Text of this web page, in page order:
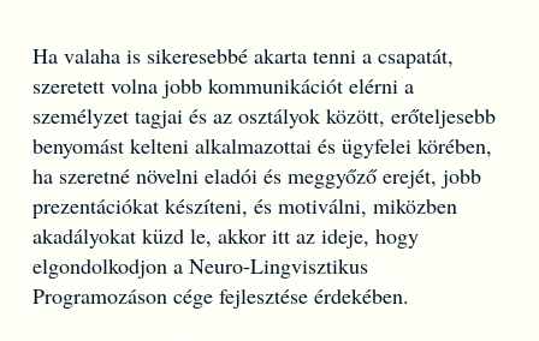
Ha valaha is sikeresebbé akarta tenni a csapatát,
szeretett volna jobb kommunikációt elérni a
személyzet tagjai és az osztályok között, erőteljesebb
benyomást kelteni alkalmazottai és ügyfelei körében,
ha szeretné növelni eladói és meggyőző erejét, jobb
prezentációkat készíteni, és motiválni, miközben
akadályokat küzd le, akkor itt az ideje, hogy
elgondolkodjon a Neuro-Lingvisztikus
Programozáson cége fejlesztése érdekében.